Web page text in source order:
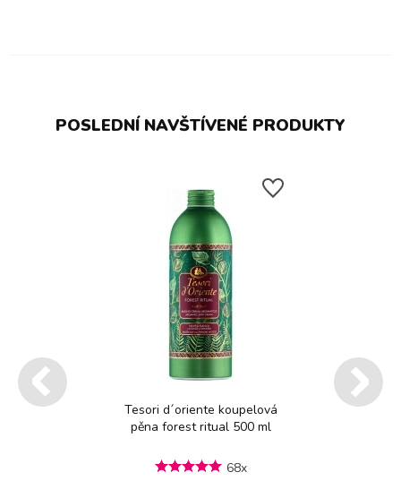
POSLEDNÍ NAVŠTÍVENÉ PRODUKTY
Tesori d´oriente koupelová
pěna forest ritual 500 ml
68x